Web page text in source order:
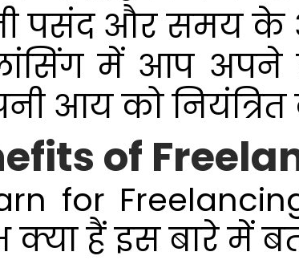
पसंद और समय
में आप
आय को
of
for
हैं इस बारे में